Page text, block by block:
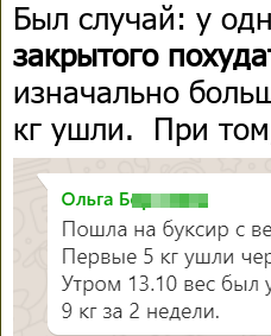
Был случай: у
закрытого
изначально
кг ушли. При